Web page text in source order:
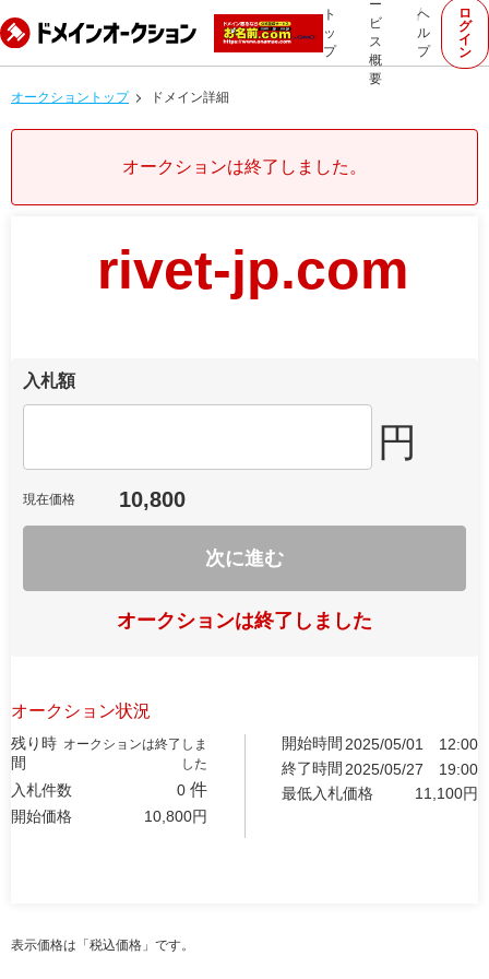
ト
ッ
プ
ー
ビ
ス
概
要
ヘ
ル
プ
ロ
グ
イ
ン
オークショントップ ドメイン詳細
オークションは終了しました。
rivet-jp.com
入札額
円
現在価格 10,800
次に進む
オークションは終了しました
オークション状況
残り時
間
オークションは終了しま
した
入札件数 0 件
開始価格 10,800円
開始時間 2025/05/01
12:00
終了時間 2025/05/27
19:00
最低入札価格
11,100円
表示価格は「税込価格」です。